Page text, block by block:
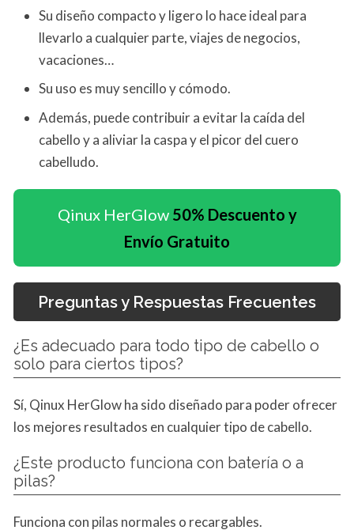
Su diseño compacto y ligero lo hace ideal para
llevarlo a cualquier parte, viajes de negocios,
vacaciones…
Su uso es muy sencillo y cómodo.
Además, puede contribuir a evitar la caída del
cabello y a aliviar la caspa y el picor del cuero
cabelludo.
Qinux HerGlow 50% Descuento y
Envío Gratuito
Preguntas y Respuestas Frecuentes
¿Es adecuado para todo tipo de cabello o
solo para ciertos tipos?
Sí, Qinux HerGlow ha sido diseñado para poder ofrecer
los mejores resultados en cualquier tipo de cabello.
¿Este producto funciona con batería o a
pilas?
Funciona con pilas normales o recargables.